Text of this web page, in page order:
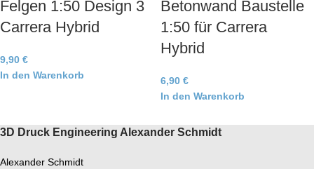
Felgen 1:50 Design 3
Carrera Hybrid
9,90 €
In den Warenkorb
Betonwand Baustelle
1:50 für Carrera
Hybrid
6,90 €
In den Warenkorb
3D Druck Engineering Alexander Schmidt
Alexander Schmidt